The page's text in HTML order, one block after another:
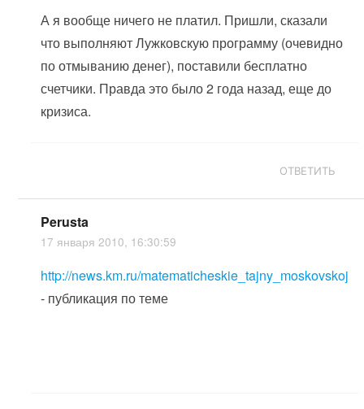
А я вообще ничего не платил. Пришли, сказали
что выполняют Лужковскую программу (очевидно
по отмыванию денег), поставили бесплатно
счетчики. Правда это было 2 года назад, еще до
кризиса.
ОТВЕТИТЬ
Perusta
17 января 2010, 16:30:59
http://news.km.ru/matematicheskie_tajny_moskovskoj
- публикация по теме